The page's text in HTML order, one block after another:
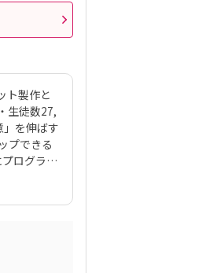
ト製作と
生徒数27,
を伸ばす
プできる
ログラミ
智隆先
ーツ構
を完成させ
なく、